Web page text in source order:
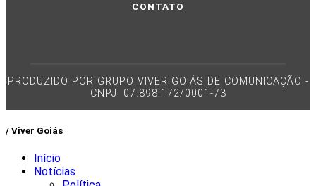
CONTATO
PRODUZIDO POR GRUPO VIVER GOIÁS DE COMUNICAÇÃO -
CNPJ: 07.898.172/0001-73
/ Viver Goiás
Início
Notícias